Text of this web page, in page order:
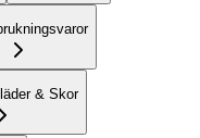
& Skor